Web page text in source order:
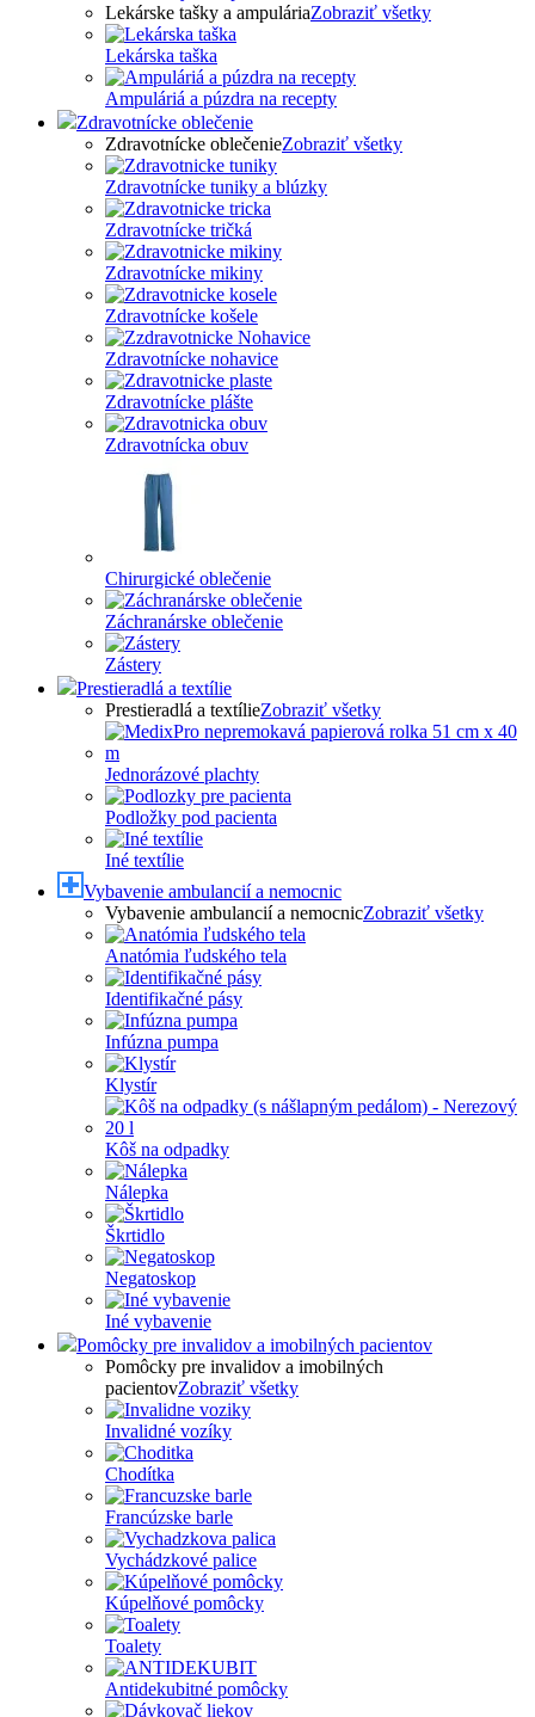
Lekárske tašky a ampuláriaZobraziť všetky
Lekárska taška
Ampuláriá a púzdra na recepty
Zdravotnícke oblečenie
Zdravotnícke oblečenieZobraziť všetky
Zdravotnícke tuniky a blúzky
Zdravotnícke tričká
Zdravotnícke mikiny
Zdravotnícke košele
Zdravotnícke nohavice
Zdravotnícke plášte
Zdravotnícka obuv
Chirurgické oblečenie
Záchranárske oblečenie
Zástery
Prestieradlá a textílie
Prestieradlá a textílieZobraziť všetky
Jednorázové plachty
Podložky pod pacienta
Iné textílie
Vybavenie ambulancií a nemocnic
Vybavenie ambulancií a nemocnicZobraziť všetky
Anatómia ľudského tela
Identifikačné pásy
Infúzna pumpa
Klystír
Kôš na odpadky
Nálepka
Škrtidlo
Negatoskop
Iné vybavenie
Pomôcky pre invalidov a imobilných pacientov
Pomôcky pre invalidov a imobilných
pacientovZobraziť všetky
Invalidné vozíky
Chodítka
Francúzske barle
Vychádzkové palice
Kúpelňové pomôcky
Toalety
Antidekubitné pomôcky